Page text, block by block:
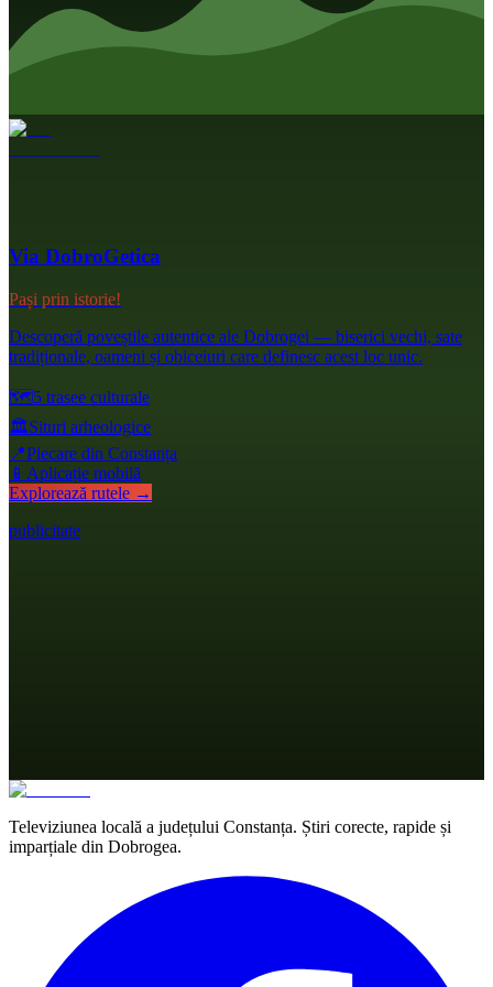
Via DobroGetica
Pași prin istorie!
Descoperă poveștile autentice ale Dobrogei — biserici vechi, sate
tradiționale, oameni și obiceiuri care definesc acest loc unic.
🗺️5 trasee culturale
🏛️Situri arheologice
📍Plecare din Constanța
📱 Aplicație mobilă
Explorează rutele →
publicitate
Televiziunea locală a județului Constanța. Știri corecte, rapide și
imparțiale din Dobrogea.